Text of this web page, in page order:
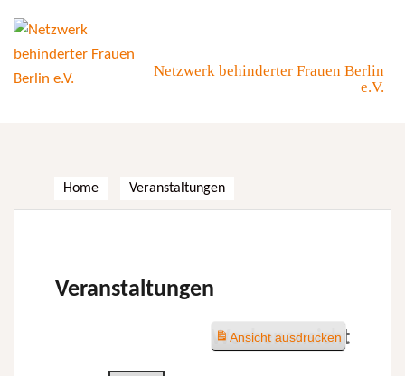
content
Netzwerk behinderter Frauen Berlin
e.V.
Home Veranstaltungen
Veranstaltungen
Wochenansicht
Ansichtausdrucken